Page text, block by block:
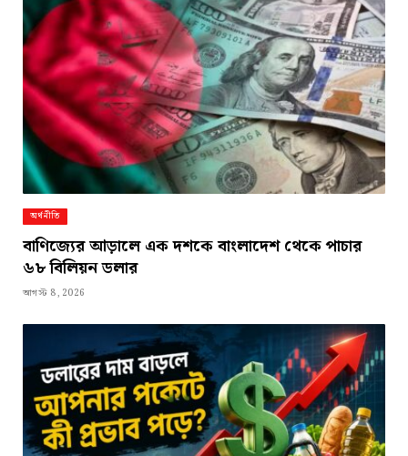
অর্থনীতি
বাণিজ্যের আড়ালে এক দশকে বাংলাদেশ থেকে পাচার
৬৮ বিলিয়ন ডলার
আগস্ট 8, 2026